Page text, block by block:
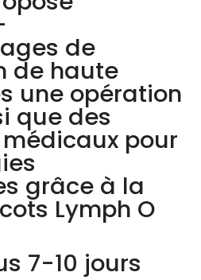
de
de haute
une opération
que des
pour
grâce à la
Lymph O
7-10 jours